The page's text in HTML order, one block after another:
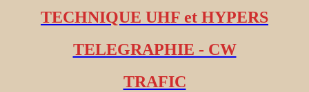
TECHNIQUE UHF et HYPERS
TELEGRAPHIE - CW
TRAFIC